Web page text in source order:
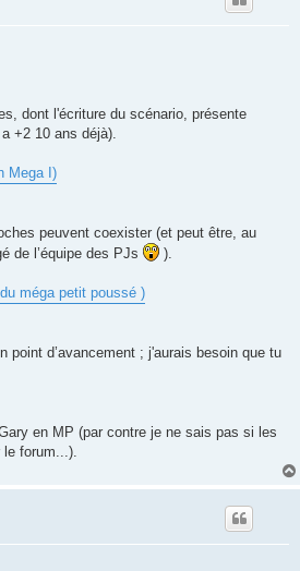
dont l'écriture du scénario, présente
+2 10 ans déjà).
Mega I)
peuvent coexister (et peut être, au
de l’équipe des PJs
).
méga petit poussé )
point d’avancement ; j'aurais besoin que tu
en MP (par contre je ne sais pas si les
forum...).